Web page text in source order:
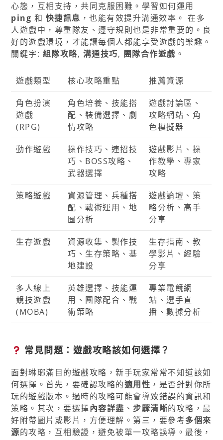
心態，互相支持，共同克服困難。學習如何運用
ping 和 快捷訊息 ，也能有效提升溝通效率。 在多
人遊戲中，尊重隊友、遵守規則也是非常重要的。良
好的遊戲環境，才能讓每個人都能享受遊戲的樂趣。
關鍵字: 組隊攻略, 溝通技巧, 團隊合作遊戲 。
遊戲類型 核心攻略重點 推薦資源
角色扮演
遊戲
(RPG)
角色培養、技能搭
配、裝備選擇、劇
情攻略
遊戲討論區、
攻略網站、角
色模擬器
動作遊戲
操作技巧、連招技
巧、BOSS攻略、
武器選擇
遊戲影片、操
作教學、專家
攻略
策略遊戲
資源管理、兵種搭
配、戰術運用、地
圖分析
遊戲論壇、策
略分析、高手
分享
生存遊戲
資源收集、製作技
巧、生存策略、基
地建設
生存指南、教
學影片、經驗
分享
多人線上
競技遊戲
(MOBA)
英雄選擇、技能運
用、團隊配合、戰
術策略
專業電競網
站、選手直
播、數據分析
常見問題：遊戲攻略該如何選擇？
面對琳瑯滿目的遊戲攻略，新手玩家常常不知道該如
何選擇。首先，要確認攻略的適用性 ，是否針對你所
玩的遊戲版本。過時的攻略可能會導致錯誤的資訊和
策略。其次，要選擇內容詳盡 、 步驟清晰的攻略，最
好附帶圖片或影片，方便理解。第三，要參考多個來
源的攻略，互相驗證，避免被單一攻略誤導。最後，